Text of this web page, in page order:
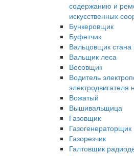
содержанию и
искусственных
Бункеровщик
Буфетчик
Вальцовщик стана
Вальщик леса
Весовщик
Водитель
электродвигателя
Вожатый
Вышивальщица
Газовщик
Газогенераторщик
Газорезчик
Галтовщик